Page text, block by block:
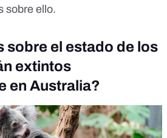
sobre ello.
sobre el estado de los
extintos
en Australia?